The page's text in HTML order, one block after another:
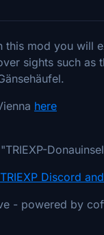
this mod you will
sights such as
here
TRIEXP Discord
- powered by